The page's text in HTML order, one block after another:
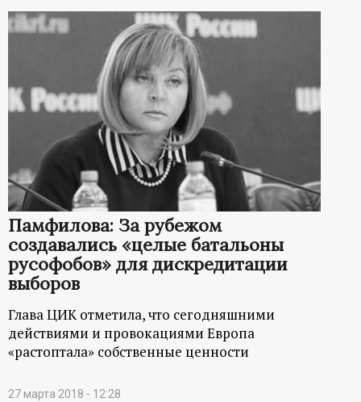
Памфилова: За рубежом
создавались «целые батальоны
русофобов» для дискредитации
выборов
Глава ЦИК отметила, что сегодняшними
действиями и провокациями Европа
«растоптала» собственные ценности
27 марта 2018 - 12:28